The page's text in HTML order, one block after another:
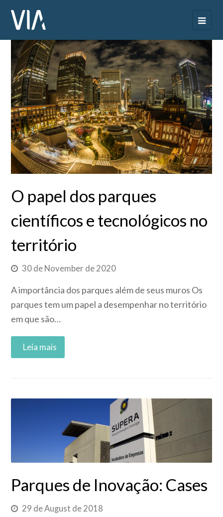
O papel dos parques
científicos e tecnológicos no
território
30 de November de 2020
A importância dos parques além de seus muros Os
parques tem um papel a desempenhar no território
em que são…
Parques de Inovação: Cases
29 de August de 2018